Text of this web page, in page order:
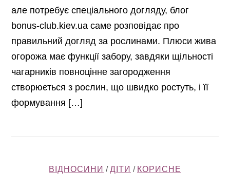
але потребує спеціального догляду, блог
bonus-club.kiev.ua саме розповідає про
правильний догляд за рослинами. Плюси жива
огорожа має функції забору, завдяки щільності
чагарників повноцінне загородження
створюється з рослин, що швидко ростуть, і її
формування […]
ВІДНОСИНИ /ДІТИ / КОРИСНЕ